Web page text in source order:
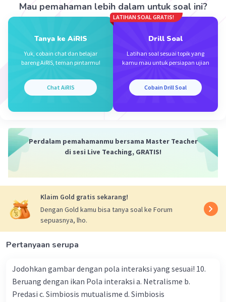
(ABCd, AbCd, ABcd, Abcd)
Beri Rating·0.0
19 Oktober 2023 07:15
Untuk menghitung jumlah gamet yang mungkin
perkalian. Genetik ini memiliki empat lokus gen
(A, B, C, dan D), dan setiap lokus memiliki dua alel
menghitung jumlah kombinasi gen yang berbeda
masing lokus. Dalam hal ini:
Locus A memiliki 2 alel (A dan A).
Locus C memiliki 2 alel (C dan C).
Kemudian, kita mengalikan jumlah alel di setiap
lokus:
Mau pemahaman lebih dalam untuk soal ini?
Tanya ke AiRIS
Yuk, cobain chat dan belajar
bareng AiRIS, teman pintarmu!
Chat AiRIS
LATIHAN SOAL GRATIS!
Drill Soal
Latihan soal sesuai topik yang
kamu mau untuk persiapan ujian
Cobain Drill Soal
Perdalam pemahamanmu bersama Master Teacher
di sesi Live Teaching, GRATIS!
Klaim Gold gratis sekarang!
Dengan Gold kamu bisa tanya soal ke Forum
sepuasnya, lho.
Pertanyaan serupa
Jodohkan gambar dengan pola interaksi yang sesuai! 10.
Beruang dengan ikan Pola interaksi a. Netralisme b.
Predasi c. Simbiosis mutualisme d. Simbiosis